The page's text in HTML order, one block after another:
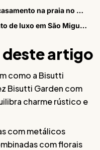
Melhores espaços para casamento na praia no Rio em 2026
Guia completo: casamento de luxo em São Miguel dos Milagres
deste artigo
como a Bisutti
Bisutti Garden com
charme rústico e
com metálicos
com florais